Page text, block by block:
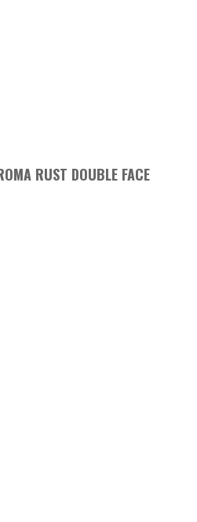
RUST DOUBLE FACE